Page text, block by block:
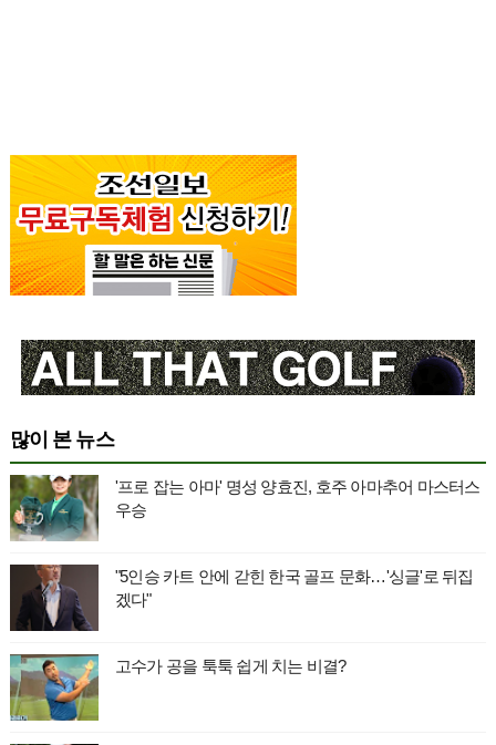
많이 본 뉴스
'프로 잡는 아마' 명성 양효진, 호주 아마추어 마스터스
우승
"5인승 카트 안에 갇힌 한국 골프 문화…'싱글'로 뒤집
겠다"
고수가 공을 툭툭 쉽게 치는 비결?